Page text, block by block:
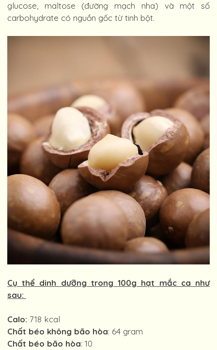
glucose, maltose (đường mạch nha) và một số
carbohydrate có nguồn gốc từ tinh bột.
Cụ thể dinh dưỡng trong 100g hạt mắc ca như
sau:
Calo: 718 kcal
Chất béo không bão hòa: 64 gram
Chất béo bão hòa: 10